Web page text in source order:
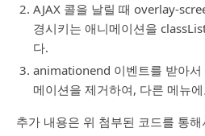
AJAX 콜을 날릴 때 overlay-
경시키는 애니메이션을
다.
animationend 이벤트를 받아
메이션을 제거하여, 다른 메뉴
추가 내용은 위 첨부된 코드를 통